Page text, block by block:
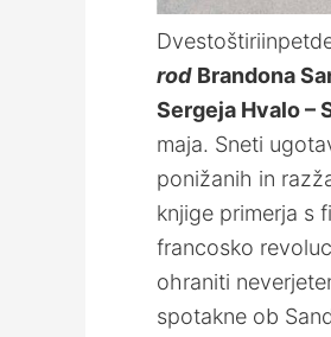
rod Brandona
Sergeja Hvalo –
maja. Sneti
ponižanih in
knjige primerja s
francosko
ohraniti
spotakne ob